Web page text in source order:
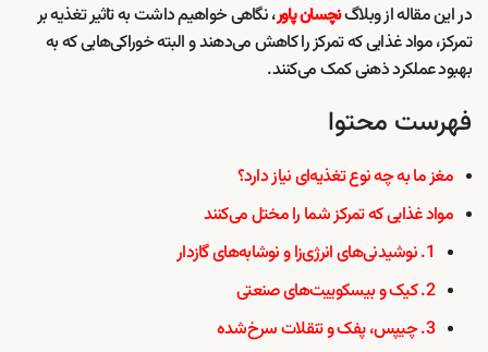
در این مقاله از وبلاگنچسان پاور، نگاهی خواهیم داشت به تاثیر تغذیه بر
تمرکز، مواد غذایی که تمرکز را کاهش می‌دهند و البته خوراکی‌هایی که به
بهبود عملکرد ذهنی کمک می‌کنند.
فهرست محتوا
مغز ما به چه نوع تغذیه‌ای نیاز دارد؟
مواد غذایی که تمرکز شما را مختل می‌کنند
1. نوشیدنی‌های انرژی‌زا و نوشابه‌های گازدار
2. کیک و بیسکوییت‌های صنعتی
3. چیپس، پفک و تنقلات سرخ‌شده